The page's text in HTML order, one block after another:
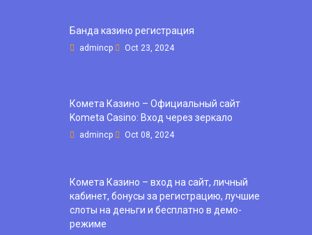
Банда казино регистрация
admincp Oct 23, 2024
Комета Казино – Официальный сайт
Kometa Casino: Вход через зеркало
admincp Oct 08, 2024
Комета Казино – вход на сайт, личный
кабинет, бонусы за регистрацию, лучшие
слоты на деньги и бесплатно в демо-
режиме